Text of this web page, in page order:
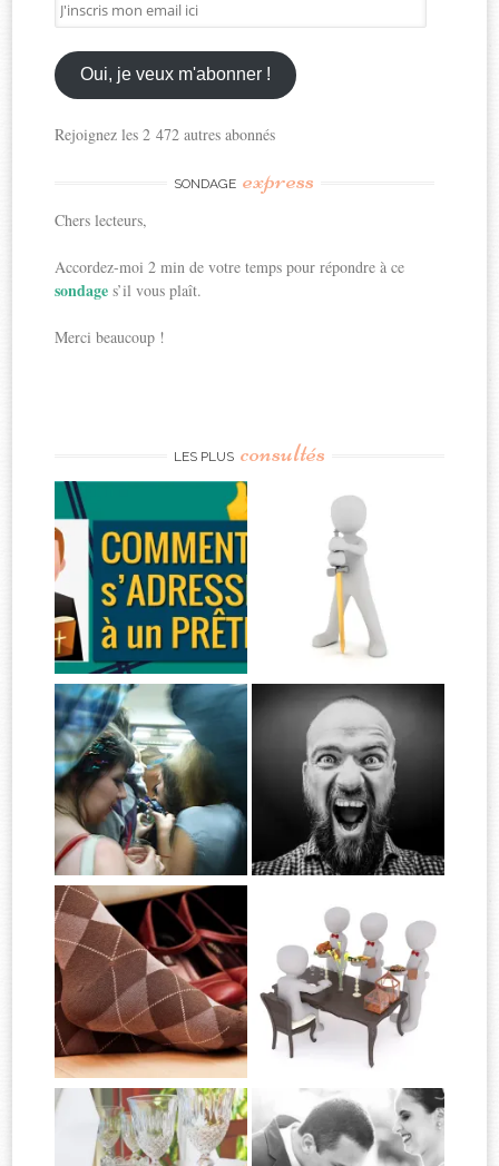
mon
email
ici
Oui, je veux m'abonner !
Rejoignez les 2 472 autres abonnés
SONDAGE express
Chers lecteurs,
Accordez-moi 2 min de votre temps pour répondre à ce
sondages’il vous plaît.
Merci beaucoup !
LES PLUS consultés